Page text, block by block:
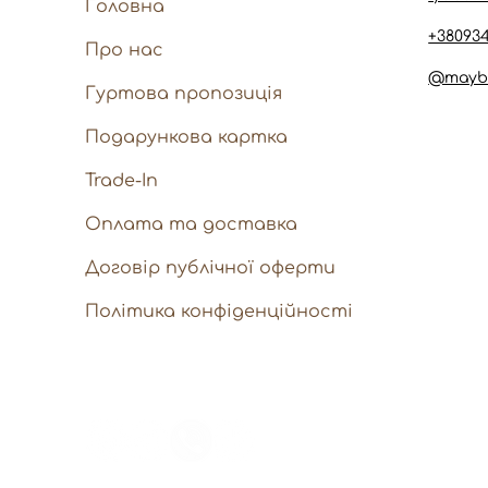
Головна
Про нас
Гуртова пропозиція
Подарункова картка
Trade-In
Оплата та доставка
Договір публічної оферти
Політика конфіденційності